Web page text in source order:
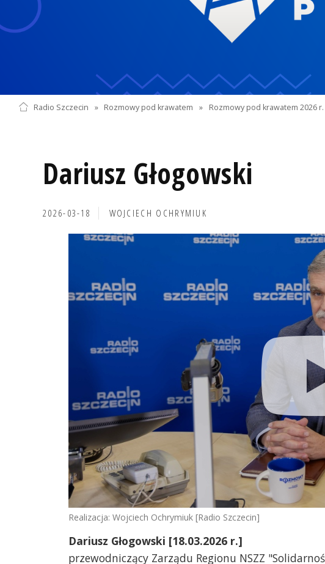
Radio Szczecin » Rozmowy pod krawatem » Rozmowy pod krawatem 2026 r.
Dariusz Głogowski
2026-03-18 WOJCIECH OCHRYMIUK
Realizacja: Wojciech Ochrymiuk [Radio Szczecin]
Dariusz Głogowski [18.03.2026 r.]
przewodniczący Zarządu Regionu NSZZ